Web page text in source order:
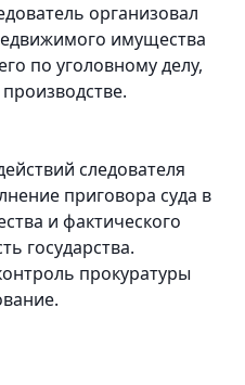
организовал
имущества
по уголовному делу,
следователя
приговора суда в
и фактического
государства.
прокуратуры